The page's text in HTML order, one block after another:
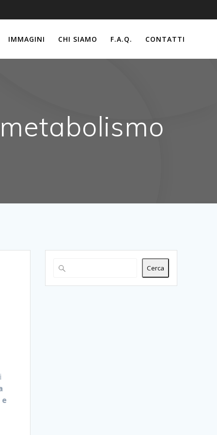
IMMAGINI CHI SIAMO F.A.Q. CONTATTI
Cerca